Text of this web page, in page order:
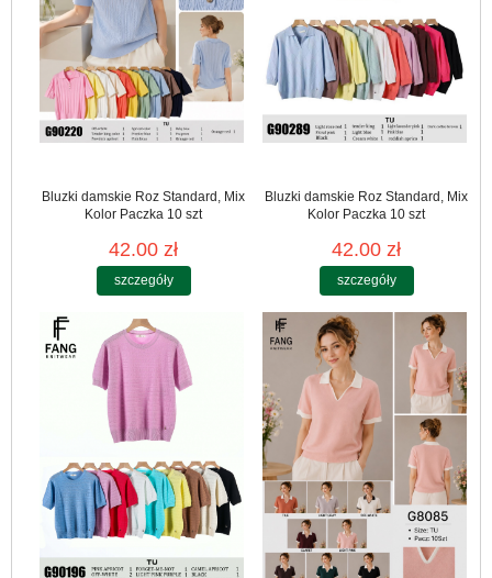
Bluzki damskie Roz Standard, Mix
Kolor Paczka 10 szt
42.00 zł
szczegóły
Bluzki damskie Roz Standard, Mix
Kolor Paczka 10 szt
42.00 zł
szczegóły